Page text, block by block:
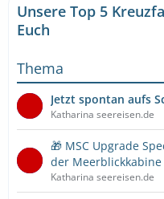
Unsere Top 5
Euch
Thema
Jetzt spontan aufs
Katharina seereisen.de
🎁 MSC Upgrade
der
Katharina seereisen.de